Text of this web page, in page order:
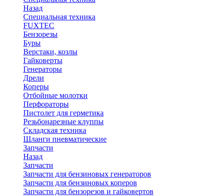
Назад
Специальная техника
FUXTEC
Бензорезы
Буры
Верстаки, козлы
Гайковерты
Генераторы
Дрели
Коперы
Отбойные молотки
Перфораторы
Пистолет для герметика
Резьбонарезные клуппы
Складская техника
Шланги пневматические
Запчасти
Назад
Запчасти
Запчасти для бензиновых генераторов
Запчасти для бензиновых коперов
Запчасти для бензорезов и гайковертов